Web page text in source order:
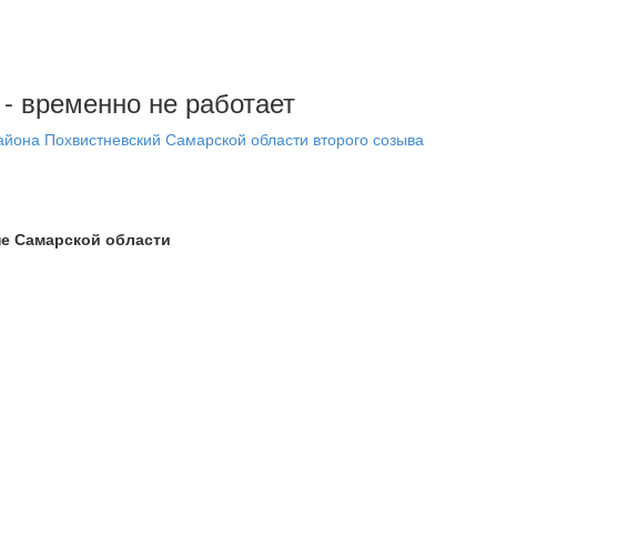
временно не работает
Похвистневский Самарской области второго созыва
Самарской области